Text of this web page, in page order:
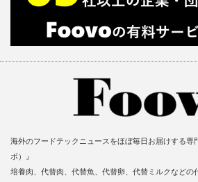
海外のフードテックニュースをほぼ毎日お届けする専
ボ）』
培養肉、代替肉、代替魚、代替卵、代替ミルクなどの